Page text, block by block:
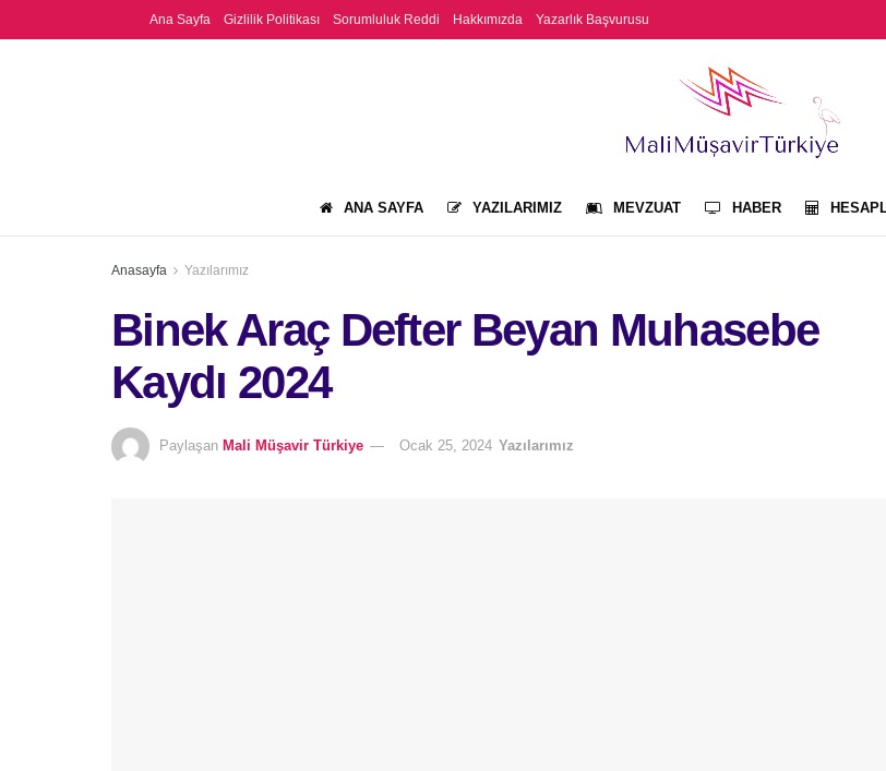
Ana Sayfa Gizlilik Politikası Sorumluluk Reddi Hakkımızda Yazarlık Başvurusu
ANA SAYFA YAZILARIMIZ MEVZUAT HABER
Anasayfa Yazılarımız
Binek Araç Defter Beyan Muhasebe
Kaydı 2024
Paylaşan Mali Müşavir Türkiye Ocak 25, 2024 Yazılarımız